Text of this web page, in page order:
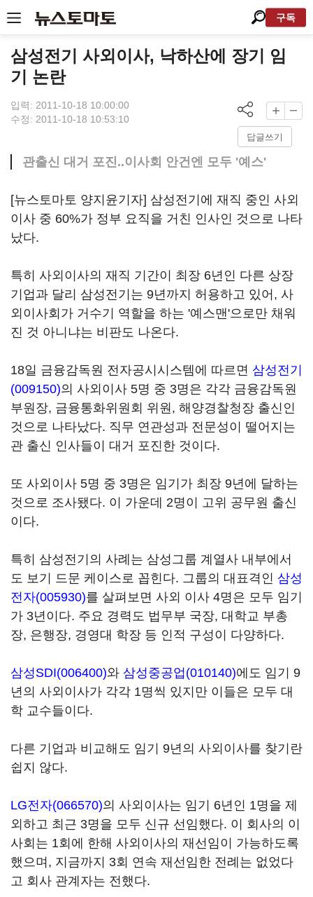
구독
삼성전기 사외이사, 낙하산에 장기 임
기 논란
입력: 2011-10-18 10:00:00
수정: 2011-10-18 10:53:10
답글쓰기
관출신 대거 포진..이사회 안건엔 모두 '예스'
[뉴스토마토 양지윤기자] 삼성전기에 재직 중인 사외
이사 중 60%가 정부 요직을 거친 인사인 것으로 나타
났다.
특히 사외이사의 재직 기간이 최장 6년인 다른 상장
기업과 달리 삼성전기는 9년까지 허용하고 있어, 사
외이사회가 거수기 역할을 하는 '예스맨'으로만 채워
진 것 아니냐는 비판도 나온다.
18일 금융감독원 전자공시시스템에 따르면 삼성전기
(009150)의 사외이사 5명 중 3명은 각각 금융감독원
부원장, 금융통화위원회 위원, 해양경찰청장 출신인
것으로 나타났다. 직무 연관성과 전문성이 떨어지는
관 출신 인사들이 대거 포진한 것이다.
또 사외이사 5명 중 3명은 임기가 최장 9년에 달하는
것으로 조사됐다. 이 가운데 2명이 고위 공무원 출신
이다.
특히 삼성전기의 사례는 삼성그룹 계열사 내부에서
도 보기 드문 케이스로 꼽힌다. 그룹의 대표격인 삼성
전자(005930)를 살펴보면 사외 이사 4명은 모두 임기
가 3년이다. 주요 경력도 법무부 국장, 대학교 부총
장, 은행장, 경영대 학장 등 인적 구성이 다양하다.
삼성SDI(006400)와 삼성중공업(010140)에도 임기 9
년의 사외이사가 각각 1명씩 있지만 이들은 모두 대
학 교수들이다.
다른 기업과 비교해도 임기 9년의 사외이사를 찾기란
쉽지 않다.
LG전자(066570)의 사외이사는 임기 6년인 1명을 제
외하고 최근 3명을 모두 신규 선임했다. 이 회사의 이
사회는 1회에 한해 사외이사의 재선임이 가능하도록
했으며, 지금까지 3회 연속 재선임한 전례는 없었다
고 회사 관계자는 전했다.